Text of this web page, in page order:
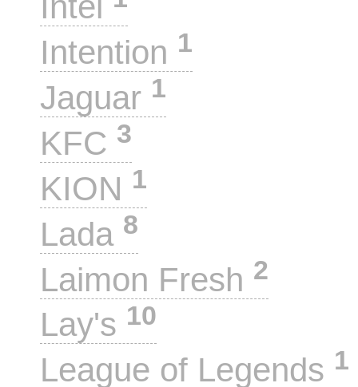
Intention 1
Jaguar 1
KFC 3
KION 1
Lada 8
Laimon Fresh 2
Lay's 10
League of Legends 1